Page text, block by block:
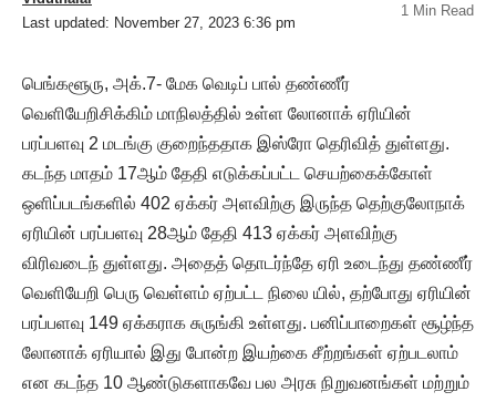
Last updated: November 27, 2023 6:36 pm
1 Min Read
பெங்களூரு, அக்.7- மேக வெடிப் பால் தண்ணீர்
வெளியேறிசிக்கிம் மாநிலத்தில் உள்ள லோனாக் ஏரியின்
பரப்பளவு 2 மடங்கு குறைந்ததாக இஸ்ரோ தெரிவித் துள்ளது.
கடந்த மாதம் 17ஆம் தேதி எடுக்கப்பட்ட செயற்கைக்கோள்
ஒளிப்படங்களில் 402 ஏக்கர் அளவிற்கு இருந்த தெற்குலோநாக்
ஏரியின் பரப்பளவு 28ஆம் தேதி 413 ஏக்கர் அளவிற்கு
விரிவடைந் துள்ளது. அதைத் தொடர்ந்தே ஏரி உடைந்து தண்ணீர்
வெளியேறி பெரு வெள்ளம் ஏற்பட்ட நிலை யில், தற்போது ஏரியின்
பரப்பளவு 149 ஏக்கராக சுருங்கி உள்ளது. பனிப்பாறைகள் சூழ்ந்த
லோனாக் ஏரியால் இது போன்ற இயற்கை சீற்றங்கள் ஏற்படலாம்
என கடந்த 10 ஆண்டுகளாகவே பல அரசு நிறுவனங்கள் மற்றும்